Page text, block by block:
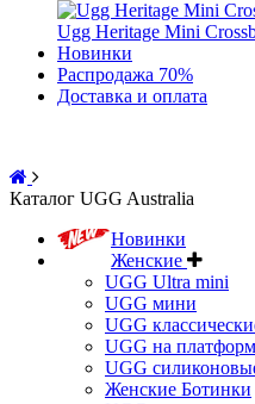
Ugg Heritage Mini
Новинки
Распродажа 70%
Доставка и оплата
Каталог UGG Australia
Новинки
Женские
UGG Ultra mini
UGG мини
UGG
UGG на
UGG
Женские Ботинки